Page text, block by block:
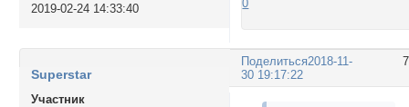
2019-02-24 14:33:40
0
Поделиться2018-11-
30 19:17:22
Superstar
Участник